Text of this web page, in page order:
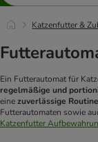
Katzenfutter &
Ein Futterautomat für
regelmäßige und
einezuverlässige Routine
Futterautomaten sowie
Katzenfutter